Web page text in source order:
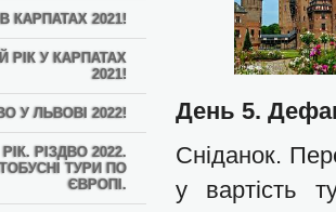
КАРПАТАХ 2021!
РІК У КАРПАТАХ
2021!
У ЛЬВОВІ 2022!
РІЗДВО 2022.
ТУРИ ПО
ЄВРОПІ.
День 5.
Сніданок.
у вартість